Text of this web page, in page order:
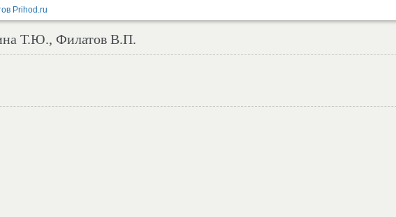
Т.Ю., Филатов В.П.